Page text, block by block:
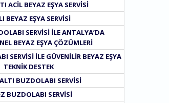
ACIL BEYAZ EŞYA SERVISI
BEYAZ EŞYA SERVISI
SERVISI ILE ANTALYA’DA
BEYAZ EŞYA ÇÖZÜMLERI
SERVISI ILE GÜVENILIR BEYAZ EŞYA
TEKNIK DESTEK
BUZDOLABI SERVISI
BUZDOLABI SERVISI